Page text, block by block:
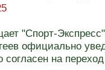
"Спорт-
официально
согласен на